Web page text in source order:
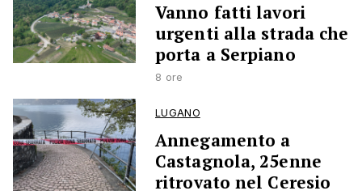
Vanno fatti lavori
urgenti alla strada che
porta a Serpiano
8 ore
LUGANO
Annegamento a
Castagnola, 25enne
ritrovato nel Ceresio